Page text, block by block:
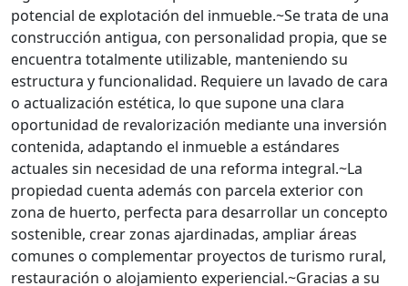
potencial de explotación del inmueble.~Se trata de una
construcción antigua, con personalidad propia, que se
encuentra totalmente utilizable, manteniendo su
estructura y funcionalidad. Requiere un lavado de cara
o actualización estética, lo que supone una clara
oportunidad de revalorización mediante una inversión
contenida, adaptando el inmueble a estándares
actuales sin necesidad de una reforma integral.~La
propiedad cuenta además con parcela exterior con
zona de huerto, perfecta para desarrollar un concepto
sostenible, crear zonas ajardinadas, ampliar áreas
comunes o complementar proyectos de turismo rural,
restauración o alojamiento experiencial.~Gracias a su